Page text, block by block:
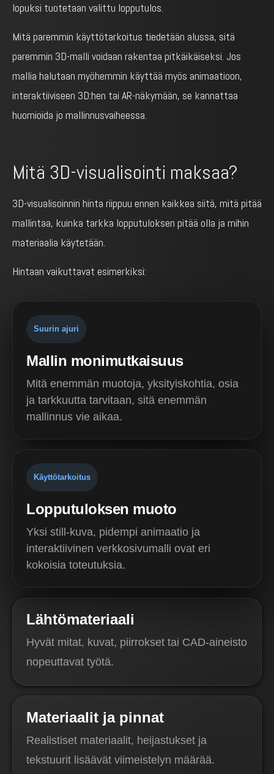
lopuksi tuotetaan valittu lopputulos.
Mitä paremmin käyttötarkoitus tiedetään alussa, sitä
paremmin 3D-malli voidaan rakentaa pitkäikäiseksi. Jos
mallia halutaan myöhemmin käyttää myös animaatioon,
interaktiiviseen 3D:hen tai AR-näkymään, se kannattaa
huomioida jo mallinnusvaiheessa.
Mitä 3D-visualisointi maksaa?
3D-visualisoinnin hinta riippuu ennen kaikkea siitä, mitä pitää
mallintaa, kuinka tarkka lopputuloksen pitää olla ja mihin
materiaalia käytetään.
Hintaan vaikuttavat esimerkiksi:
Suurin ajuri
Mallin monimutkaisuus
Mitä enemmän muotoja, yksityiskohtia, osia
ja tarkkuutta tarvitaan, sitä enemmän
mallinnus vie aikaa.
Käyttötarkoitus
Lopputuloksen muoto
Yksi still-kuva, pidempi animaatio ja
interaktiivinen verkkosivumalli ovat eri
kokoisia toteutuksia.
Lähtömateriaali
Hyvät mitat, kuvat, piirrokset tai CAD-aineisto
nopeuttavat työtä.
Materiaalit ja pinnat
Realistiset materiaalit, heijastukset ja
tekstuurit lisäävät viimeistelyn määrää.